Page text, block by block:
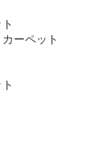
ーペット